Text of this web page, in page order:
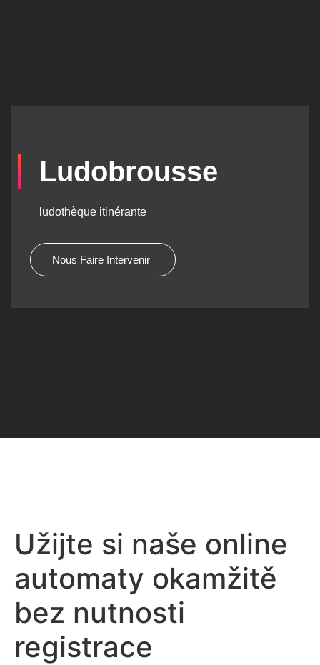
Ludobrousse
ludothèque itinérante
Nous Faire Intervenir
Užijte si naše online
automaty okamžitě
bez nutnosti
registrace